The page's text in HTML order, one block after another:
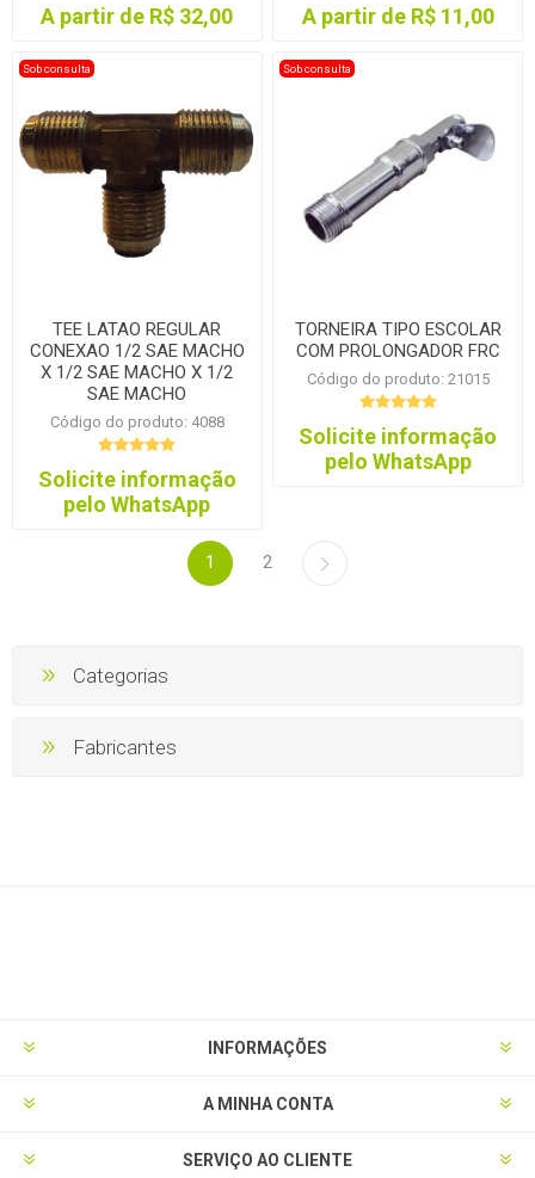
A partir de R$ 32,00 A partir de R$ 11,00
Sob consulta
TEE LATAO REGULAR
CONEXAO 1/2 SAE MACHO
X 1/2 SAE MACHO X 1/2
SAE MACHO
Código do produto: 4088
Solicite informação
pelo WhatsApp
Sob consulta
TORNEIRA TIPO ESCOLAR
COM PROLONGADOR FRC
Código do produto: 21015
Solicite informação
pelo WhatsApp
1 2
Categorias
Fabricantes
INFORMAÇÕES
A MINHA CONTA
SERVIÇO AO CLIENTE